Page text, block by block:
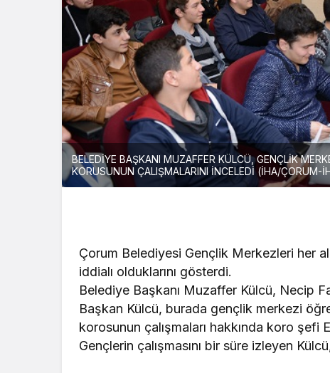
BELEDİYE BAŞKANI MUZAFFER KÜLCÜ, GENÇLİK
KORUSUNUN ÇALIŞMALARINI İNCELEDİ (İHA/ÇORUM-
Çorum Belediyesi Gençlik Merkezleri her
iddialı olduklarını gösterdi.
Belediye Başkanı Muzaffer Külcü, Necip
Başkan Külcü, burada gençlik merkezi
korosunun çalışmaları hakkında koro şefi
Gençlerin çalışmasını bir süre izleyen